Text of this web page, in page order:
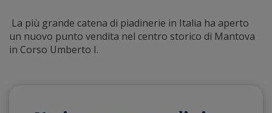
La più grande catena di piadinerie in Italia ha aperto
un nuovo punto vendita nel centro storico di Mantova
in Corso Umberto I.